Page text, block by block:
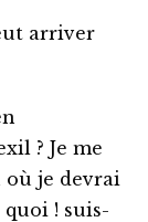
arriver
? Je me
où je devrai
quoi ! suis-